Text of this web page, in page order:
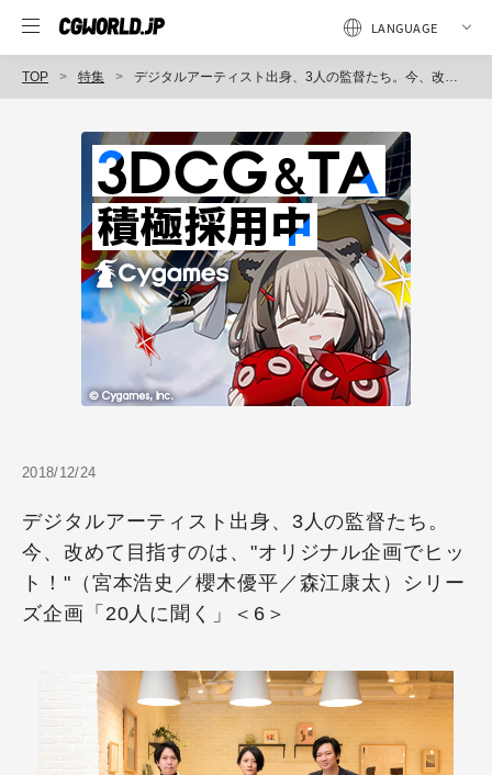
TOP 特集 デジタルアーティスト出身、3人の監督たち。今、改めて目指すのは、"オリジナル企画でヒット！"（宮本浩史／櫻木優平／森江康太）シリーズ企画「20人に聞く」＜6＞
2018/12/24
デジタルアーティスト出身、3人の監督たち。
今、改めて目指すのは、"オリジナル企画でヒッ
ト！"（宮本浩史／櫻木優平／森江康太）シリー
ズ企画「20人に聞く」＜6＞